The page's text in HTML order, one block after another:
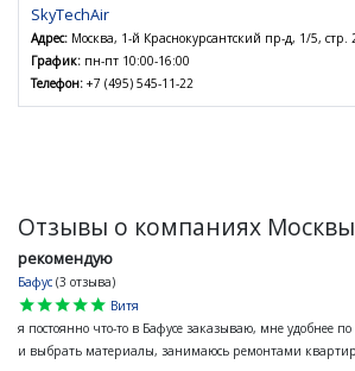
SkyTechAir
Адрес: Москва, 1-й Краснокурсантский пр-д, 1/5, стр.
График: пн-пт 10:00-16:00
Телефон: +7 (495) 545-11-22
Отзывы о компаниях Москвы
рекомендую
Бафус (3 отзыва)
star
star
star
star
star
Витя
я постоянно что-то в Бафусе заказываю, мне удобнее по
и выбрать материалы, занимаюсь ремонтами